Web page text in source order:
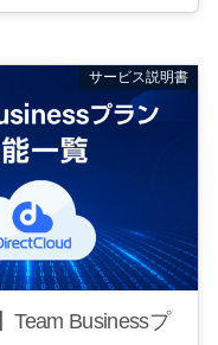
サービス説明書
Team Businessプ